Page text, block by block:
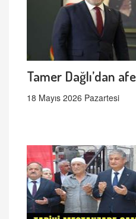
Tamer Dağlı’dan
18 Mayıs 2026 Pazartesi